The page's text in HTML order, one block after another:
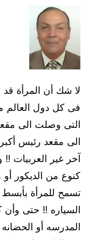
لا شك أن المرأة
فى كل دول العالم
التى وصلت الى
الى مقعد رئيس
آخر غير العربيات
كنوع من الديكور
تسمح للمرأة بأبسط
السياره !! حتى وأن
المدرسه أو